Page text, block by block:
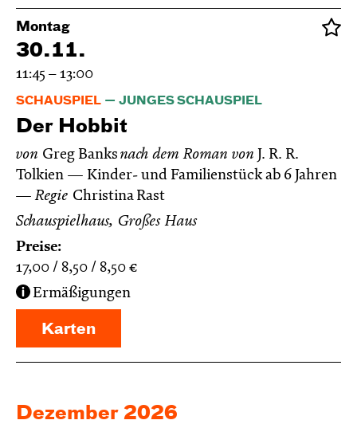
Montag
30.11.
11:45 – 13:00
SCHAUSPIEL JUNGES SCHAUSPIEL
Der Hobbit
von Greg Banks nach dem Roman von J. R. R.
Tolkien
Kinder- und Familienstück ab 6 Jahren
Regie Christina Rast
Schauspielhaus, Großes Haus
Preise:
17,00
8,50 8,50 €
Ermäßigungen
Karten
Dezember 2026